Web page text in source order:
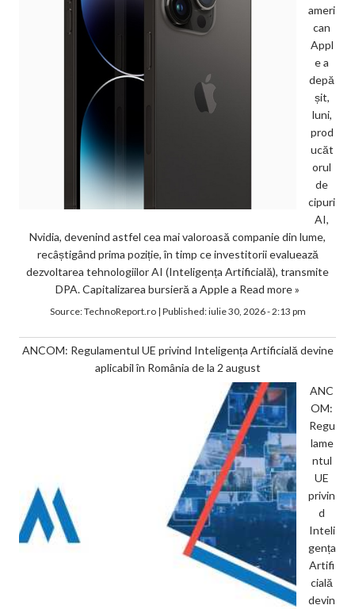
ameri
can
Appl
e a
depă
șit,
luni,
prod
ucăt
orul
de
cipuri
AI,
Nvidia, devenind astfel cea mai valoroasă companie din lume,
recâștigând prima poziție, în timp ce investitorii evaluează
dezvoltarea tehnologiilor AI (Inteligența Artificială), transmite
DPA. Capitalizarea bursieră a Apple a Read more »
Source:TechnoReport.ro| Published:iulie 30, 2026 - 2:13 pm
ANCOM: Regulamentul UE privind Inteligența Artificială devine
aplicabil în România de la 2 august
ANC
OM:
Regu
lame
ntul
UE
privin
d
Inteli
gența
Artifi
cială
devin